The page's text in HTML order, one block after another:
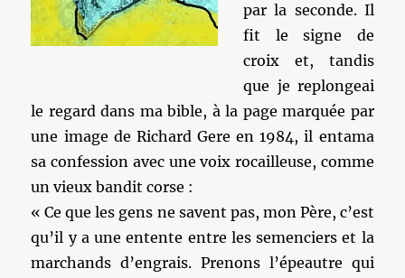
par la seconde. Il
fit le signe de
croix et, tandis
que je replongeai
le regard dans ma bible, à la page marquée par
une image de Richard Gere en 1984, il entama
sa confession avec une voix rocailleuse, comme
un vieux bandit corse :
« Ce que les gens ne savent pas, mon Père, c’est
qu’il y a une entente entre les semenciers et la
marchands d’engrais. Prenons l’épeautre qui